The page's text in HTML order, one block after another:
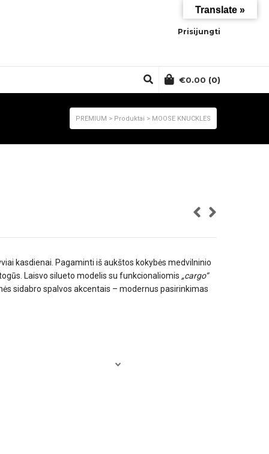
Prisijungti
€0.00 (0)
PREMIUM > Produktai > MOOSE KNUCKLES
kasdienai. Pagaminti iš aukštos kokybės medvilninio
Laisvo silueto modelis su funkcionaliomis „cargo“
sidabro spalvos akcentais – modernus pasirinkimas
Translate »